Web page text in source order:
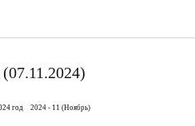
год 2024 - 11 (Ноябрь)